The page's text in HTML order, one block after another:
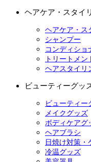
ヘアケア・スタイ
ヘアケア・ス
シャンプー
コンディショ
トリートメ
ヘアスタイリ
ビューティーグッ
ビューティー
メイクグッズ
ボディケアグ
ヘアブラシ
日焼け対策・
冷温グッズ